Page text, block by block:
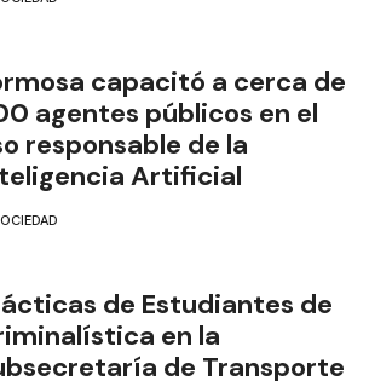
capacitó a cerca de
agentes públicos en el
responsable de la
Artificial
de Estudiantes de
en la
de Transporte